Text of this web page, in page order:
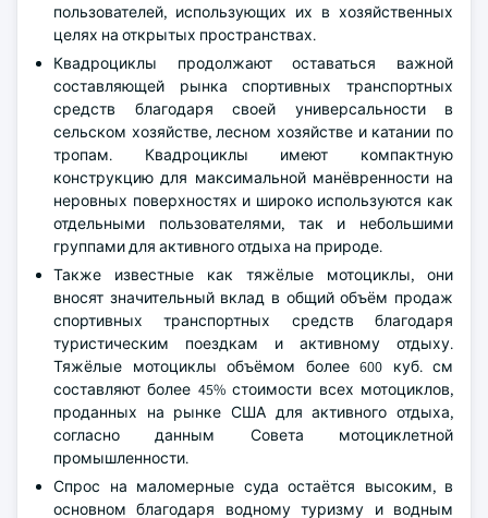
пользователей, использующих их в хозяйственных
целях на открытых пространствах.
Квадроциклы продолжают оставаться важной
составляющей рынка спортивных транспортных
средств благодаря своей универсальности в
сельском хозяйстве, лесном хозяйстве и катании по
тропам. Квадроциклы имеют компактную
конструкцию для максимальной манёвренности на
неровных поверхностях и широко используются как
отдельными пользователями, так и небольшими
группами для активного отдыха на природе.
Также известные как тяжёлые мотоциклы, они
вносят значительный вклад в общий объём продаж
спортивных транспортных средств благодаря
туристическим поездкам и активному отдыху.
Тяжёлые мотоциклы объёмом более 600 куб. см
составляют более 45% стоимости всех мотоциклов,
проданных на рынке США для активного отдыха,
согласно данным Совета мотоциклетной
промышленности.
Спрос на маломерные суда остаётся высоким, в
основном благодаря водному туризму и водным